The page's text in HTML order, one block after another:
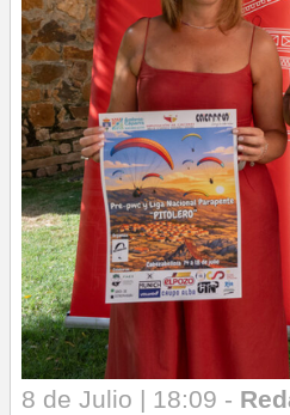
8 de Julio | 18:09 -